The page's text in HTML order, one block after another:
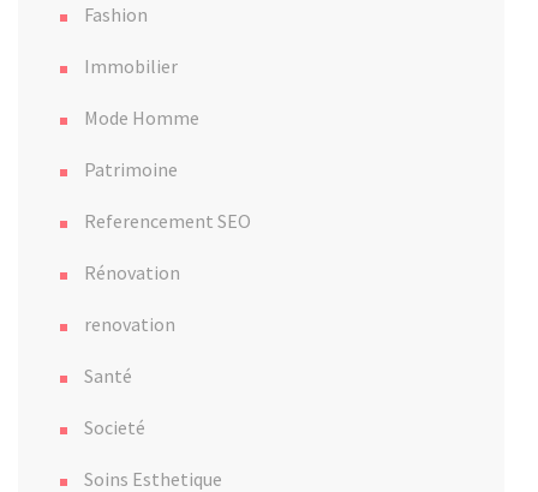
Fashion
Immobilier
Mode Homme
Patrimoine
Referencement SEO
Rénovation
renovation
Santé
Societé
Soins Esthetique